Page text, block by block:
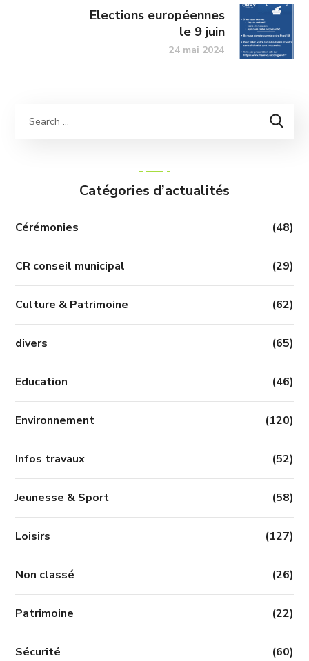
Elections européennes
le 9 juin
24 mai 2024
Catégories d’actualités
Cérémonies (48)
CR conseil municipal (29)
Culture & Patrimoine (62)
divers (65)
Education (46)
Environnement (120)
Infos travaux (52)
Jeunesse & Sport (58)
Loisirs (127)
Non classé (26)
Patrimoine (22)
Sécurité (60)